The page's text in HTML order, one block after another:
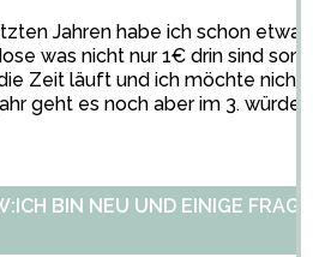
Jahren habe ich schon
was nicht nur 1€ drin sind
Zeit läuft und ich möchte
geht es noch aber im 3. würde
BIN NEU UND EINIGE